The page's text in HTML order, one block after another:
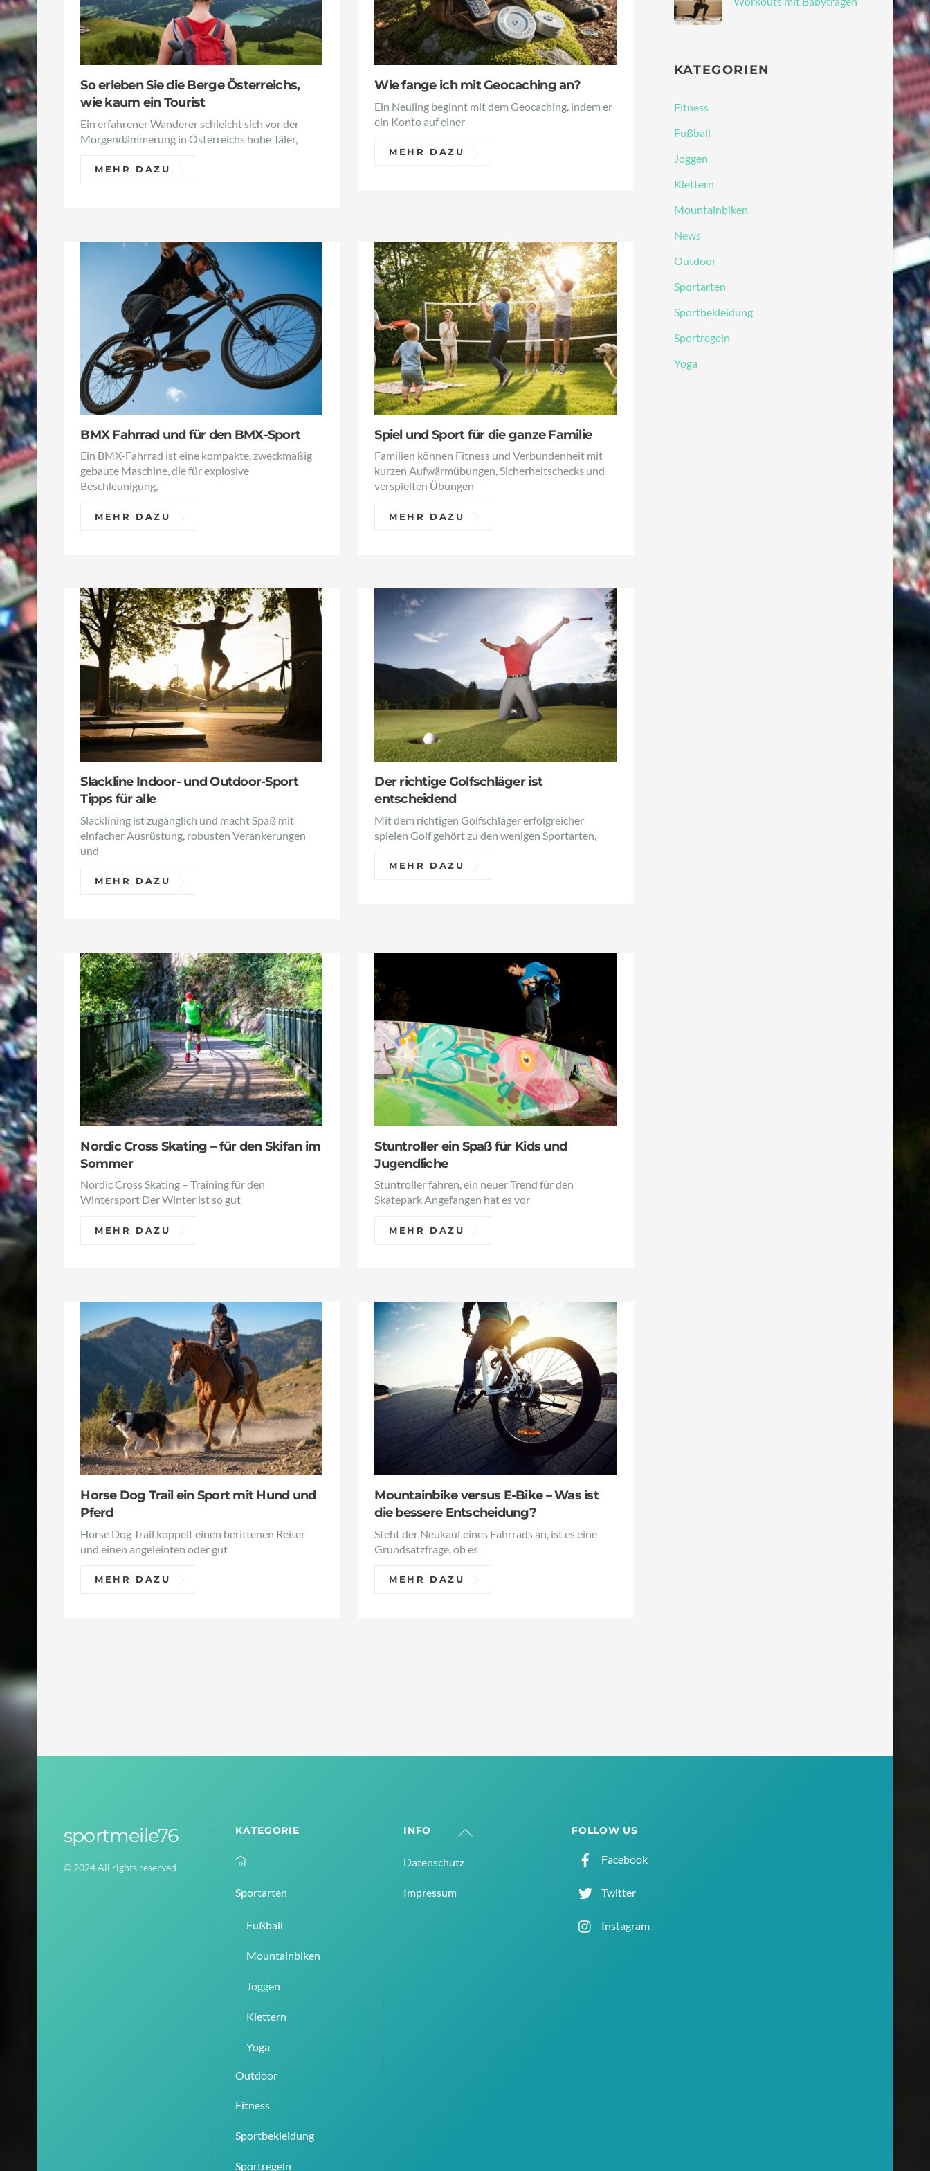
So erleben Sie die Berge Österreichs,
wie kaum ein Tourist
Ein erfahrener Wanderer schleicht sich vor der
Morgendämmerung in Österreichs hohe Täler,
MEHR DAZU
Wie fange ich mit Geocaching an?
Ein Neuling beginnt mit dem Geocaching, indem er
ein Konto auf einer
MEHR DAZU
BMX Fahrrad und für den BMX-Sport
Ein BMX-Fahrrad ist eine kompakte, zweckmäßig
gebaute Maschine, die für explosive
Beschleunigung,
MEHR DAZU
Spiel und Sport für die ganze Familie
Familien können Fitness und Verbundenheit mit
kurzen Aufwärmübungen, Sicherheitschecks und
verspielten Übungen
MEHR DAZU
Slackline Indoor- und Outdoor-Sport
Tipps für alle
Slacklining ist zugänglich und macht Spaß mit
einfacher Ausrüstung, robusten Verankerungen
und
MEHR DAZU
Der richtige Golfschläger ist
entscheidend
Mit dem richtigen Golfschläger erfolgreicher
spielen Golf gehört zu den wenigen Sportarten,
MEHR DAZU
Nordic Cross Skating – für den Skifan im
Sommer
Nordic Cross Skating – Training für den
Wintersport Der Winter ist so gut
MEHR DAZU
Stuntroller ein Spaß für Kids und
Jugendliche
Stuntroller fahren, ein neuer Trend für den
Skatepark Angefangen hat es vor
MEHR DAZU
Horse Dog Trail ein Sport mit Hund und
Pferd
Horse Dog Trail koppelt einen berittenen Reiter
und einen angeleinten oder gut
MEHR DAZU
Mountainbike versus E-Bike – Was ist
die bessere Entscheidung?
Steht der Neukauf eines Fahrrads an, ist es eine
Grundsatzfrage, ob es
MEHR DAZU
KATEGORIEN
Fitness
Fußball
Joggen
Klettern
Mountainbiken
News
Outdoor
Sportarten
Sportbekleidung
Sportregeln
Yoga
Back
sportmeile76
© 2024 All rights reserved
KATEGORIE
Sportarten
Fußball
Mountainbiken
Joggen
Klettern
Yoga
Outdoor
Fitness
Sportbekleidung
Sportregeln
INFO
Datenschutz
Impressum
FOLLOW US
Facebook
Twitter
Instagram